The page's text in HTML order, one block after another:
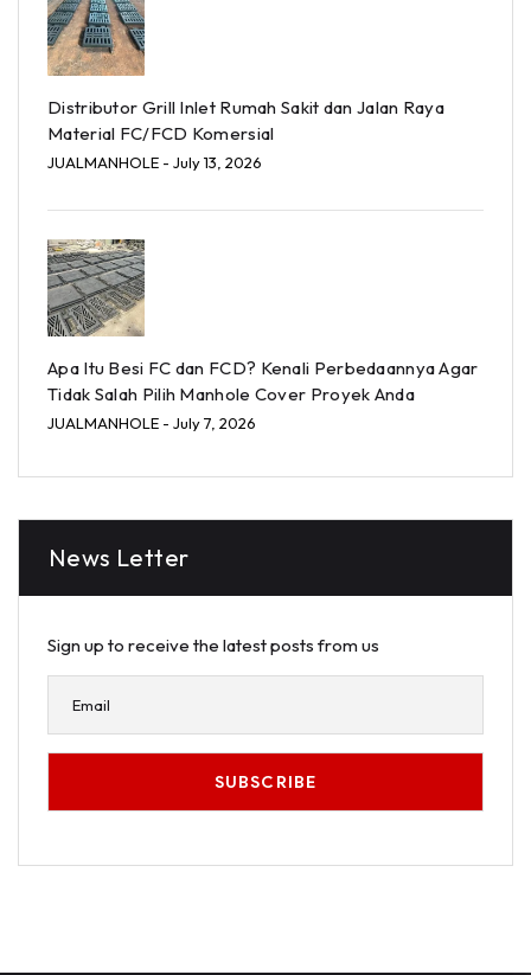
Distributor Grill Inlet Rumah Sakit dan Jalan Raya
Material FC/FCD Komersial
JUALMANHOLE - July 13, 2026
Apa Itu Besi FC dan FCD? Kenali Perbedaannya Agar
Tidak Salah Pilih Manhole Cover Proyek Anda
JUALMANHOLE - July 7, 2026
News Letter
Sign up to receive the latest posts from us